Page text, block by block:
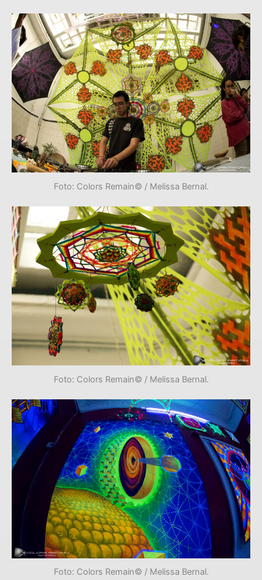
Foto: Colors Remain© / Melissa Bernal.
Foto: Colors Remain© / Melissa Bernal.
Foto: Colors Remain© / Melissa Bernal.